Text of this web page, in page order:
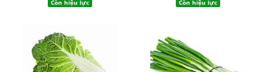
Còn hiệu lực Còn hiệu lực